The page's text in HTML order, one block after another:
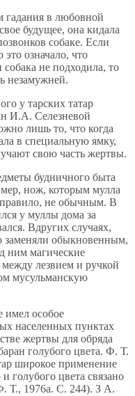
гадания в любовной
будущее, она кидала
собаке. Если
это означало, что
не подходила, то
незамужней.
у тарских татар
И.А. Селезневой
лишь то, что когда
в специальную ямку,
свою часть жертвы.
будничного быта
нож, которым мулла
правило, не обычным. В
у муллы дома за
Вдругих случаях,
заменяли обыкновенным,
ним магические
лезвием и ручкой
мусульманскую
имел особое
населенных пунктах
жертвы для обряда
голубого цвета. Ф. Т.
широкое применение
голубого цвета связано
Т., 1976а. С. 244). З А.